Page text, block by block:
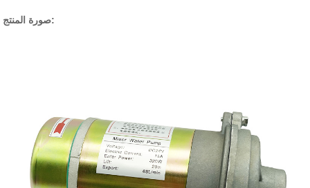
صورة المنتج: